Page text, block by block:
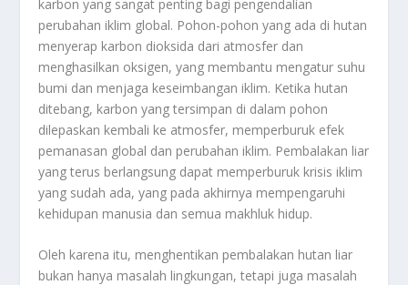
karbon yang sangat penting bagi pengendalian
perubahan iklim global. Pohon-pohon yang ada di hutan
menyerap karbon dioksida dari atmosfer dan
menghasilkan oksigen, yang membantu mengatur suhu
bumi dan menjaga keseimbangan iklim. Ketika hutan
ditebang, karbon yang tersimpan di dalam pohon
dilepaskan kembali ke atmosfer, memperburuk efek
pemanasan global dan perubahan iklim. Pembalakan liar
yang terus berlangsung dapat memperburuk krisis iklim
yang sudah ada, yang pada akhirnya mempengaruhi
kehidupan manusia dan semua makhluk hidup.
Oleh karena itu, menghentikan pembalakan hutan liar
bukan hanya masalah lingkungan, tetapi juga masalah